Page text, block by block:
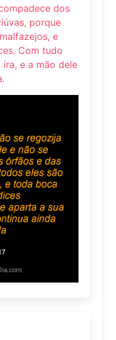
dos
porque
e
Com tudo
e a mão dele